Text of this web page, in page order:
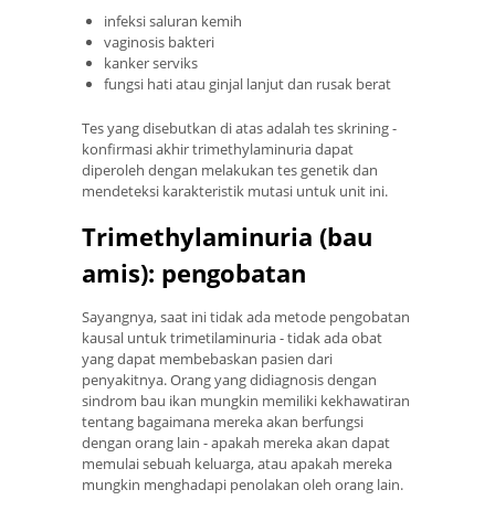
infeksi saluran kemih
vaginosis bakteri
kanker serviks
fungsi hati atau ginjal lanjut dan rusak berat
Tes yang disebutkan di atas adalah tes skrining -
konfirmasi akhir trimethylaminuria dapat
diperoleh dengan melakukan tes genetik dan
mendeteksi karakteristik mutasi untuk unit ini.
Trimethylaminuria (bau
amis): pengobatan
Sayangnya, saat ini tidak ada metode pengobatan
kausal untuk trimetilaminuria - tidak ada obat
yang dapat membebaskan pasien dari
penyakitnya. Orang yang didiagnosis dengan
sindrom bau ikan mungkin memiliki kekhawatiran
tentang bagaimana mereka akan berfungsi
dengan orang lain - apakah mereka akan dapat
memulai sebuah keluarga, atau apakah mereka
mungkin menghadapi penolakan oleh orang lain.